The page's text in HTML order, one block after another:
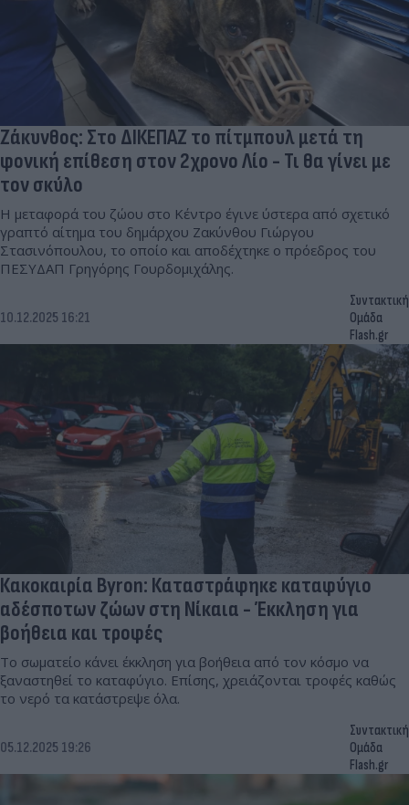
Ζάκυνθος: Στο ΔΙΚΕΠΑΖ το πίτμπουλ μετά τη
φονική επίθεση στον 2χρονο Λίο - Τι θα γίνει με
τον σκύλο
Η μεταφορά του ζώου στο Κέντρο έγινε ύστερα από σχετικό
γραπτό αίτημα του δημάρχου Ζακύνθου Γιώργου
Στασινόπουλου, το οποίο και αποδέχτηκε ο πρόεδρος του
ΠΕΣΥΔΑΠ Γρηγόρης Γουρδομιχάλης.
10.12.2025 16:21
Συντακτική
Ομάδα
Flash.gr
Κακοκαιρία Byron: Καταστράφηκε καταφύγιο
αδέσποτων ζώων στη Νίκαια - Έκκληση για
βοήθεια και τροφές
Το σωματείο κάνει έκκληση για βοήθεια από τον κόσμο να
ξαναστηθεί το καταφύγιο. Επίσης, χρειάζονται τροφές καθώς
το νερό τα κατάστρεψε όλα.
05.12.2025 19:26
Συντακτική
Ομάδα
Flash.gr